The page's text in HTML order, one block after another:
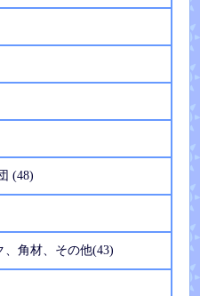
(48)
、角材、その他(43)